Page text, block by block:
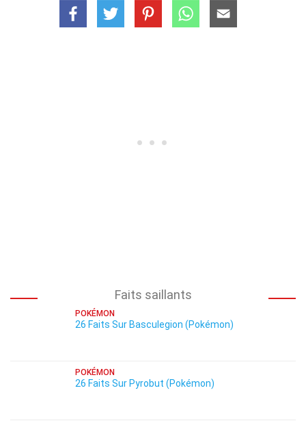
Faits saillants
POKÉMON
26 Faits Sur Basculegion (Pokémon)
POKÉMON
26 Faits Sur Pyrobut (Pokémon)